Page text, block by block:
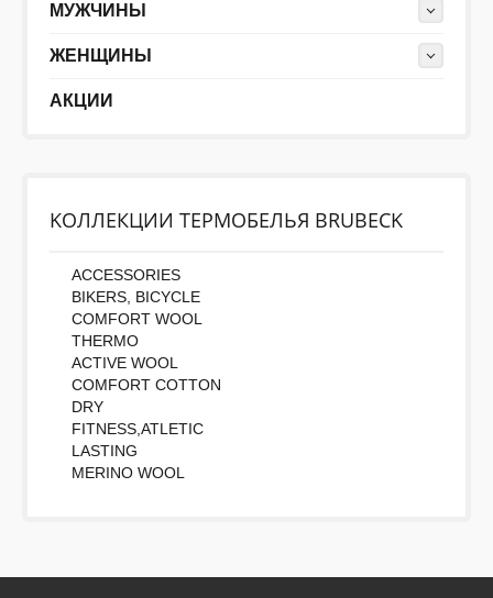
МУЖЧИНЫ
ЖЕНЩИНЫ
АКЦИИ
KОЛЛЕКЦИИ ТЕРМОБЕЛЬЯ BRUBECK
ACCESSORIES
BIKERS, BICYCLE
COMFORT WOOL
THERMO
ACTIVE WOOL
COMFORT COTTON
DRY
FITNESS,ATLETIC
LASTING
MERINO WOOL